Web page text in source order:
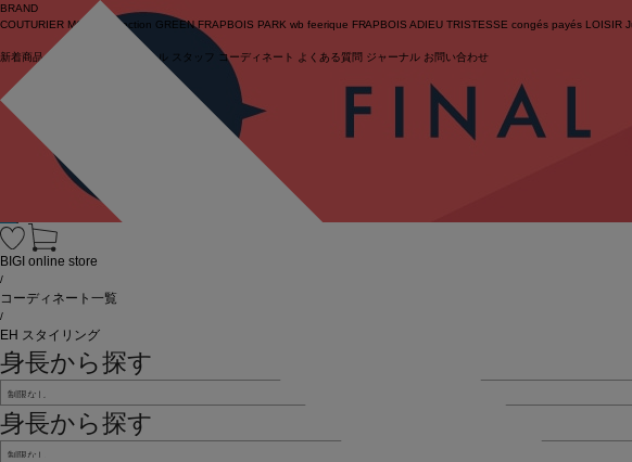
BRAND
COUTURIER MOGA Collection GREEN FRAPBOIS PARK wb feerique FRAPBOIS ADIEU TRISTESSE congés payés LOISIR
新着商品 (ライブ) セール スタッフ コーディネート よくある質問 ジャーナル お問い合わせ
BIGI online store
/
コーディネート一覧
/
EH スタイリング
身長から探す
身長から探す